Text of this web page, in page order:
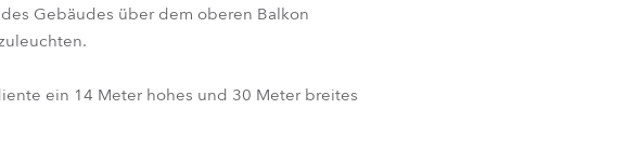
Gebäudes über dem oberen Balkon
ein 14 Meter hohes und 30 Meter breites